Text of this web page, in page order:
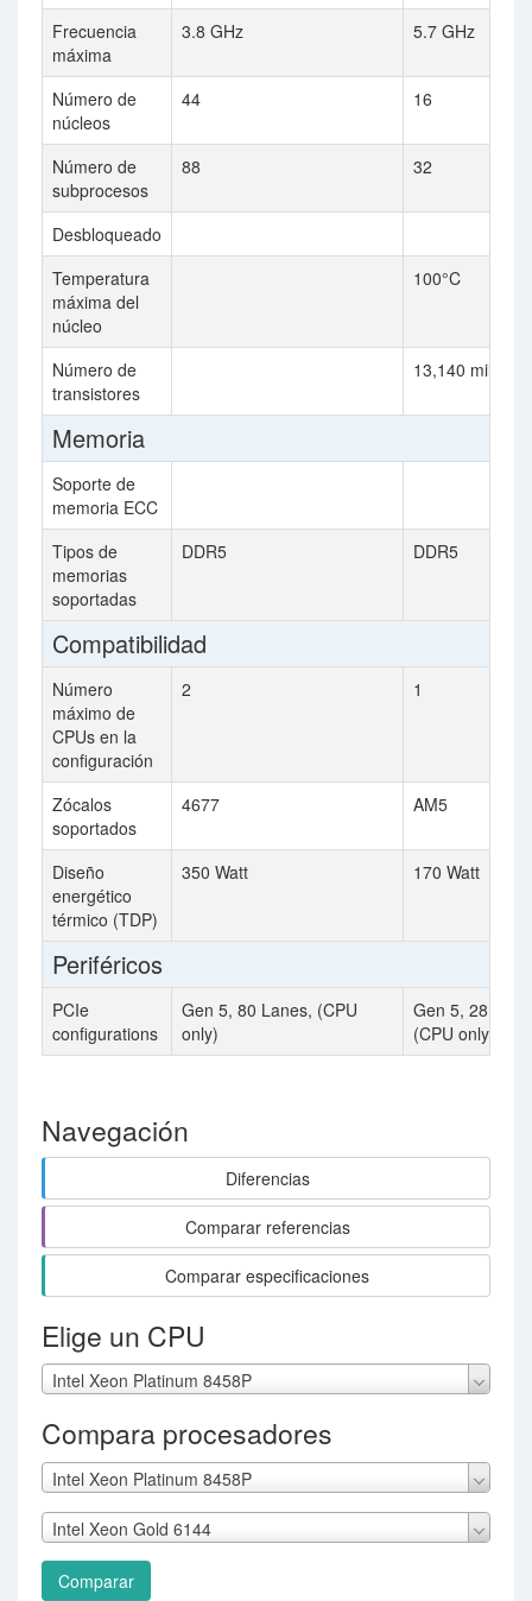
Frecuencia
máxima
3.8 GHz 5.7 GHz
Número de
núcleos
44 16
Número de
subprocesos
88 32
Desbloqueado
Temperatura
máxima del
núcleo
100°C
Número de
transistores
13,140 million
Memoria
Soporte de
memoria ECC
Tipos de
memorias
soportadas
DDR5 DDR5
Compatibilidad
Número
máximo de
CPUs en la
configuración
2 1
Zócalos
soportados
4677 AM5
Diseño
energético
térmico (TDP)
350 Watt 170 Watt
Periféricos
PCIe
configurations
Gen 5, 80 Lanes, (CPU
only)
Gen 5, 28
(CPU only)
Navegación
Diferencias
Comparar referencias
Comparar especificaciones
Elige un CPU
Intel Xeon Platinum 8458P
Compara procesadores
Intel Xeon Platinum 8458P
Intel Xeon Gold 6144
Comparar